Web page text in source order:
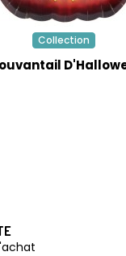
Collection